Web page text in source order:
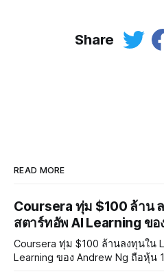
Share
READ MORE
Coursera ทุ่ม $100 ล้าน
สตาร์ทอัพ AI Learning ขอ
Coursera ทุ่ม $100 ล้านลงทุนใน
Learning ของ Andrew Ng ถือหุ้น